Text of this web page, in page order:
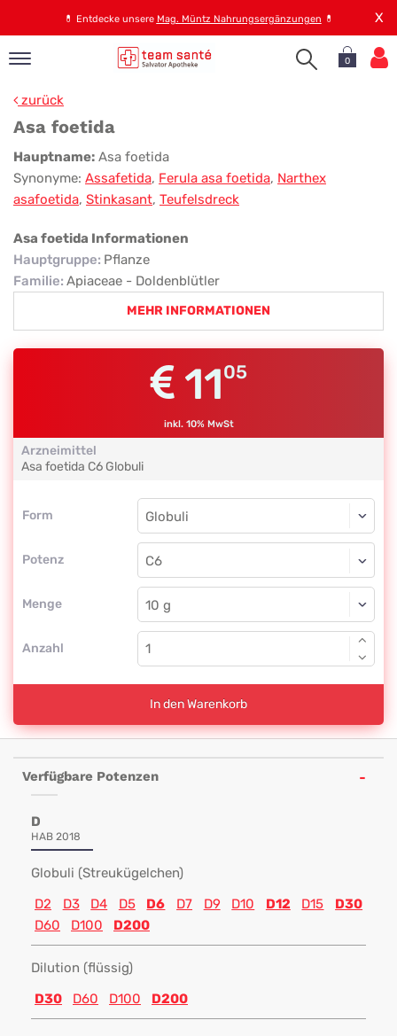
💊 Entdecke unsere Mag. Müntz Nahrungsergänzungen 💊 X
0
zurück
Asa foetida
Asa
foetida
Hauptname: Asa foetida
Synonyme: Assafetida, Ferula asa foetida, Narthex
asafoetida, Stinkasant, Teufelsdreck
Asa foetida Informationen
Hauptgruppe: Pflanze
Familie: Apiaceae - Doldenblütler
MEHR INFORMATIONEN
1105
inkl. 10% MwSt
Arzneimittel
Asa foetida C6 Globuli
Form
Form
Potenz
Globuli
C6
Menge
Globuli
Anzahl
In den Warenkorb
Verfügbare Potenzen
D
HAB 2018
Globuli (Streukügelchen)
D2
D3 D4 D5 D6 D7 D9 D10 D12 D15
D30
D60
D100 D200
Dilution (flüssig)
D30
D60 D100 D200